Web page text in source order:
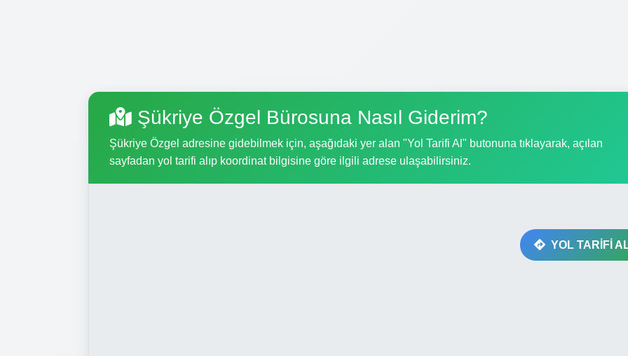
Şükriye Özgel Bürosuna Nasıl Giderim?
Şükriye Özgel adresine gidebilmek için, aşağıdaki yer alan "Yol Tarifi Al" butonuna tıklayarak, açılan
sayfadan yol tarifi alıp koordinat bilgisine göre ilgili adrese ulaşabilirsiniz.
YOL TARİFİ